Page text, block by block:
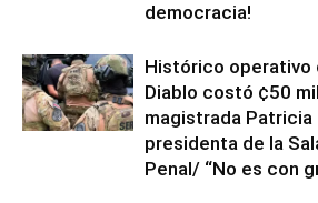
democracia!
Histórico operativo
Diablo costó ¢50
magistrada Patricia
presidenta de la
Penal/ “No es con